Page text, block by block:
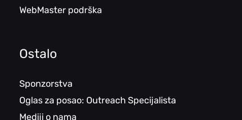
WebMaster podrška
Ostalo
Sponzorstva
Oglas za posao: Outreach Specijalista
Mediji o nama